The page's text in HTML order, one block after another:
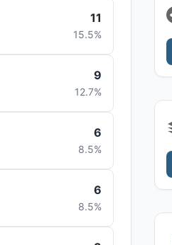
11
15.5%
9
12.7%
6
8.5%
6
8.5%